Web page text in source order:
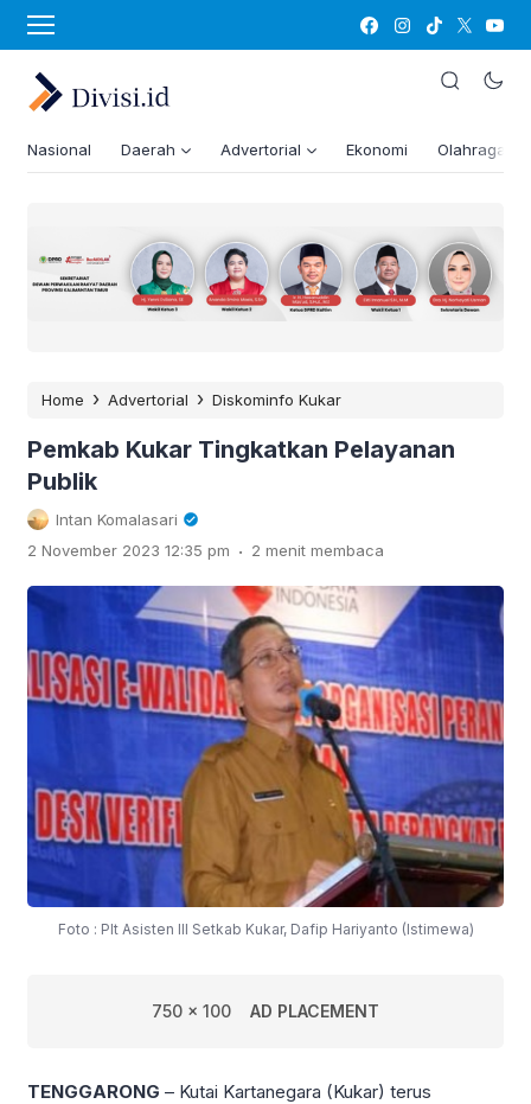
Nasional Daerah Advertorial Ekonomi Olahraga
Home › Advertorial › Diskominfo Kukar
Pemkab Kukar Tingkatkan Pelayanan
Publik
Intan Komalasari
2 November 2023 12:35 pm . 2 menit membaca
Foto : Plt Asisten III Setkab Kukar, Dafip Hariyanto (Istimewa)
750 x 100 AD PLACEMENT
TENGGARONG – Kutai Kartanegara (Kukar) terus